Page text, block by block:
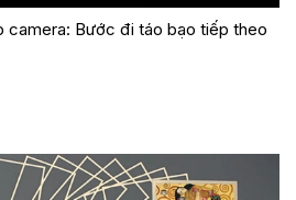
camera: Bước đi táo bạo tiếp theo